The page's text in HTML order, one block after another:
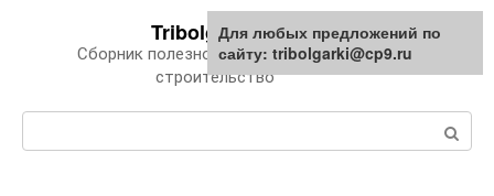
Tribolgarki.ru
Сборник полезной информации про
строительство
Для любых предложений по
сайту: tribolgarki@cp9.ru